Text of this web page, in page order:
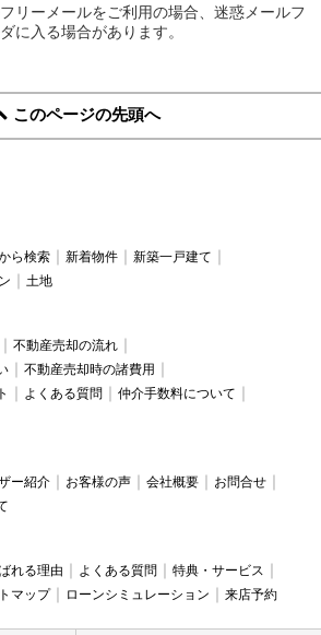
リーメールをご利用の場合、迷惑メールフ
に入る場合があります。
このページの先頭へ
ら検索 新着物件
新築一戸建て
土地
不動産売却の流れ
不動産売却時の諸費用
よくある質問
仲介手数料について
ー紹介 お客様の声 会社概要
お問合せ
れる理由 よくある質問
特典・サービス
マップ ローンシミュレーション 来店予約